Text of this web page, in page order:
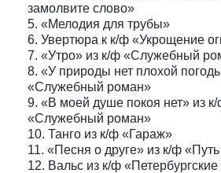
замолвите слово»
5. «Мелодия для трубы»
6. Увертюра к к/ф «Укрощение
7. «Утро» из к/ф «Служебный
8. «У природы нет плохой
«Служебный роман»
9. «В моей душе покоя нет» из
«Служебный роман»
10. Танго из к/ф «Гараж»
11. «Песня о друге» из к/ф
12. Вальс из к/ф